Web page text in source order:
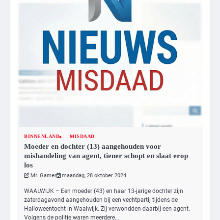
BINNENLAND MISDAAD
Moeder en dochter (13) aangehouden voor
mishandeling van agent, tiener schopt en slaat erop
los
Mr. Gamer maandag, 28 oktober 2024
WAALWIJK – Een moeder (43) en haar 13-jarige dochter zijn
zaterdagavond aangehouden bij een vechtpartij tijdens de
Halloweentocht in Waalwijk. Zij verwondden daarbij een agent.
Volgens de politie waren meerdere…
3
Nick Reiner, zoon van regisseur Rob
Ms. Army Girl